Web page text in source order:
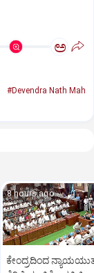
ಅ
#Devendra Nath Mah
8 hours ago
ಕೇಂದ್ರದಿಂದ